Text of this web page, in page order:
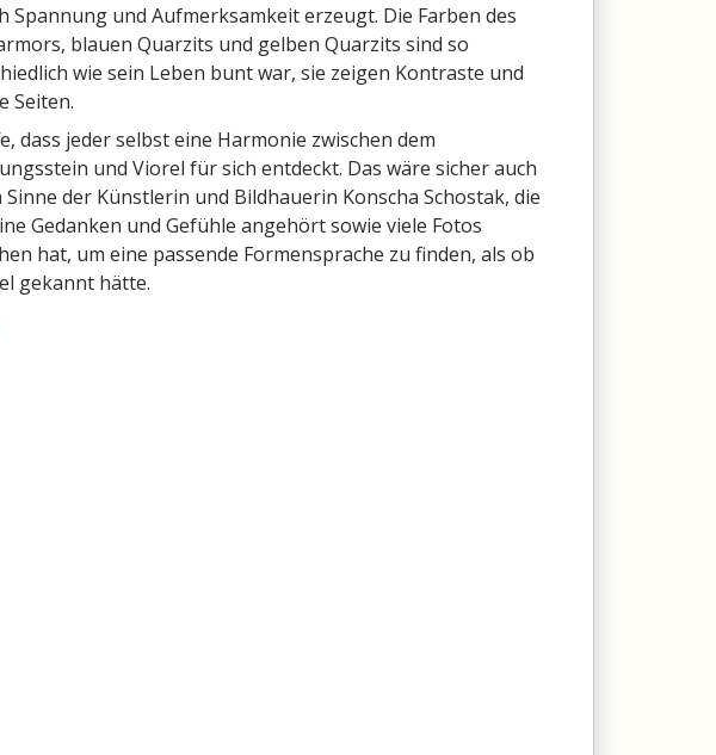
Spannung und Aufmerksamkeit erzeugt. Die Farben des
blauen Quarzits und gelben Quarzits sind so
wie sein Leben bunt war, sie zeigen Kontraste und
Seiten.
dass jeder selbst eine Harmonie zwischen dem
und Viorel für sich entdeckt. Das wäre sicher auch
Sinne der Künstlerin und Bildhauerin Konscha Schostak, die
Gedanken und Gefühle angehört sowie viele Fotos
hat, um eine passende Formensprache zu finden, als ob
gekannt hätte.